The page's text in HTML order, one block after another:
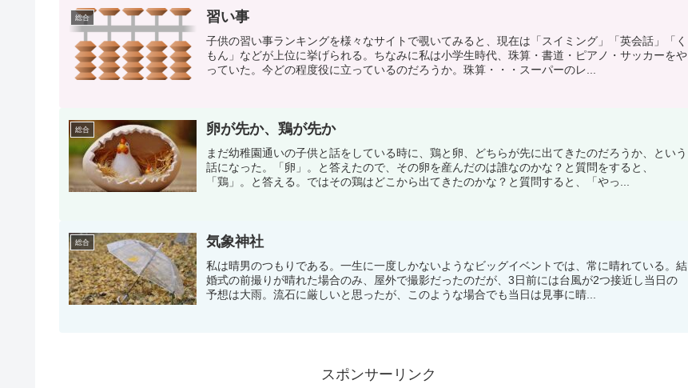
総合 習い事
子供の習い事ランキングを様々なサイトで覗いてみると、現在は「スイミング」「英会話」「く
もん」などが上位に挙げられる。ちなみに私は小学生時代、珠算・書道・ピアノ・サッカーをや
っていた。今どの程度役に立っているのだろうか。珠算・・・スーパーのレ...
総合 卵が先か、鶏が先か
まだ幼稚園通いの子供と話をしている時に、鶏と卵、どちらが先に出てきたのだろうか、という
話になった。「卵」。と答えたので、その卵を産んだのは誰なのかな？と質問をすると、
「鶏」。と答える。ではその鶏はどこから出てきたのかな？と質問すると、「やっ...
総合 気象神社
私は晴男のつもりである。一生に一度しかないようなビッグイベントでは、常に晴れている。結
婚式の前撮りが晴れた場合のみ、屋外で撮影だったのだが、3日前には台風が2つ接近し当日の
予想は大雨。流石に厳しいと思ったが、このような場合でも当日は見事に晴...
スポンサーリンク